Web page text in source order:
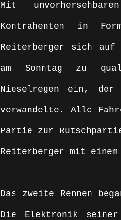
Mit
Kontrahenten in
Reiterberger sich auf
am Sonntag zu
Nieselregen ein, der
verwandelte. Alle
Partie zur
Reiterberger mit
Das zweite Rennen
Die Elektronik